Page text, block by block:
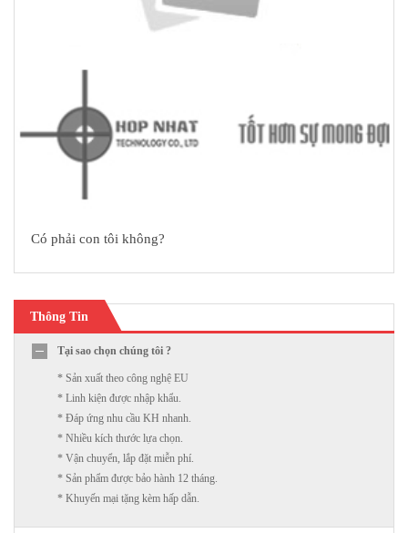
Có phải con tôi không?
Thông Tin
Tại sao chọn chúng tôi ?
* Sản xuất theo công nghệ EU
* Linh kiện được nhập khẩu.
* Đáp ứng nhu cầu KH nhanh.
* Nhiều kích thước lựa chọn.
* Vận chuyển, lắp đặt miễn phí.
* Sản phẩm được bảo hành 12 tháng.
* Khuyến mại tặng kèm hấp dẫn.